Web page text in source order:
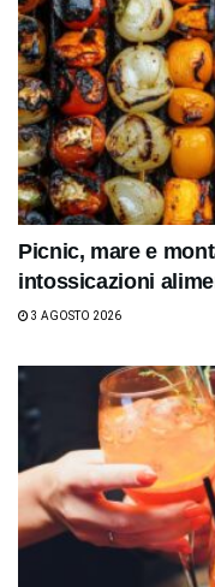
Picnic, mare e
intossicazioni
3 AGOSTO 2026